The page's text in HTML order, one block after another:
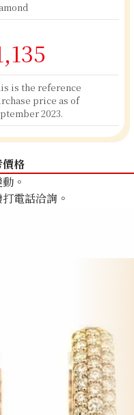
is the reference
price as of
2023.
格
。
電話洽詢。